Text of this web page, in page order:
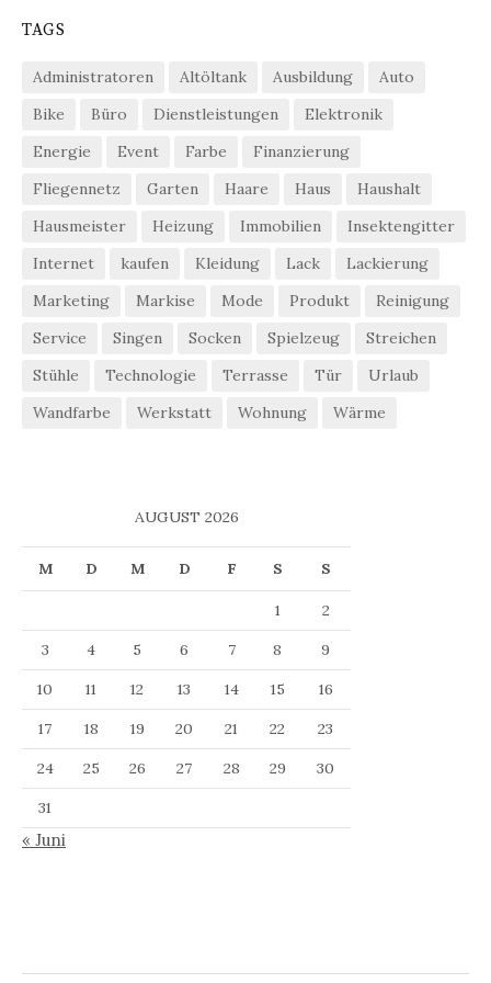
TAGS
Administratoren Altöltank Ausbildung
Auto
Bike
Büro Dienstleistungen
Elektronik
Energie
Event Farbe
Finanzierung
Fliegennetz
Garten Haare Haus
Haushalt
Hausmeister
Heizung Immobilien
Insektengitter
Internet
kaufen Kleidung Lack
Lackierung
Marketing
Markise Mode Produkt
Reinigung
Service
Singen Socken Spielzeug
Streichen
Stühle
Technologie Terrasse Tür
Urlaub
Wandfarbe
Werkstatt Wohnung Wärme
AUGUST 2026
M D M D F S S
1
2
3
4 5 6 7 8
9
10
11 12 13 14 15
16
17
18 19 20 21 22
23
24
25 26 27 28 29
30
31
« Juni